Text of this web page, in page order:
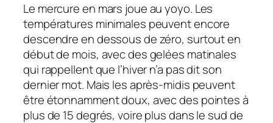
Le mercure en mars joue au yoyo. Les
températures minimales peuvent encore
descendre en dessous de zéro, surtout en
début de mois, avec des gelées matinales
qui rappellent que l’hiver n’a pas dit son
dernier mot. Mais les après-midis peuvent
être étonnamment doux, avec des pointes à
plus de 15 degrés, voire plus dans le sud de